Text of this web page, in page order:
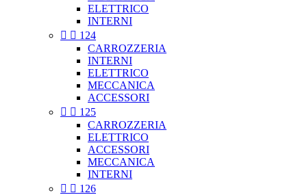
ELETTRICO
INTERNI
  124
CARROZZERIA
INTERNI
ELETTRICO
MECCANICA
ACCESSORI
  125
CARROZZERIA
ELETTRICO
ACCESSORI
MECCANICA
INTERNI
  126